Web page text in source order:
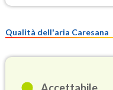
Qualità dell'aria Caresana